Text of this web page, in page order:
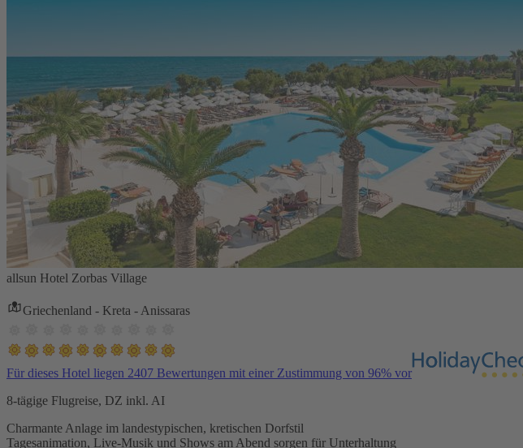
allsun Hotel Zorbas Village
Griechenland - Kreta - Anissaras
Für dieses Hotel liegen 2407 Bewertungen mit einer Zustimmung von 96% vor
8-tägige Flugreise, DZ inkl. AI
Charmante Anlage im landestypischen, kretischen Dorfstil
Tagesanimation, Live-Musik und Shows am Abend sorgen für Unterhaltung